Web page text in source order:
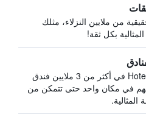
من ملايين النزلاء، مثلك
بكل ثقة!
يبحث HotelsCombined في أكثر من 3 ملايين فندق
في مكان واحد حتى تتمكن من
المثالية.